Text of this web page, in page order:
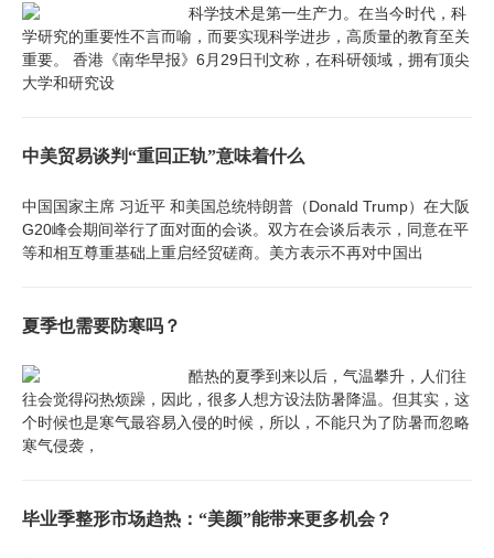
科学技术是第一生产力。在当今时代，科
学研究的重要性不言而喻，而要实现科学进步，高质量的教育至关
重要。 香港《南华早报》6月29日刊文称，在科研领域，拥有顶尖
大学和研究设
中美贸易谈判“重回正轨”意味着什么
中国国家主席 习近平 和美国总统特朗普（Donald Trump）在大阪
G20峰会期间举行了面对面的会谈。双方在会谈后表示，同意在平
等和相互尊重基础上重启经贸磋商。美方表示不再对中国出
夏季也需要防寒吗？
酷热的夏季到来以后，气温攀升，人们往
往会觉得闷热烦躁，因此，很多人想方设法防暑降温。但其实，这
个时候也是寒气最容易入侵的时候，所以，不能只为了防暑而忽略
寒气侵袭，
毕业季整形市场趋热：“美颜”能带来更多机会？